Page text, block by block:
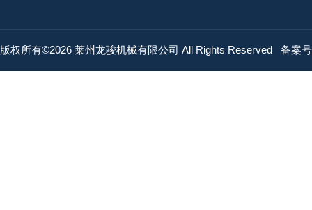
版权所有©2026 莱州龙骏机械有限公司 All Rights Reserved 备案